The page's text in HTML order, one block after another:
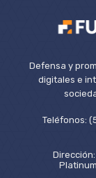
Defensa y
digitales e
Teléfonos: